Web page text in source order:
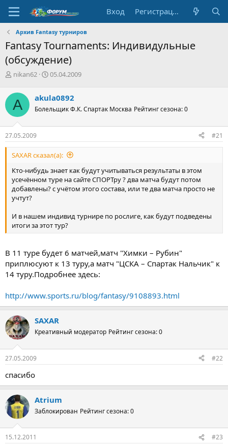
Вход Регистрация
Архив Fantasy турниров
Fantasy Tournaments: Индивидульные
(обсуждение)
А
т
о
р
т
е
м
ы
nikan62
Д
а
н
ч
л
а
05.04.2009
A akula0892
Болельщик Ф.К. Спартак Москва Рейтинг сезона: 0
27.05.2009 #21
SAXAR сказал(а):
Кто-нибудь знает как будут учитываться результаты в этом
усечённом туре на сайте СПОРТру ? два матча будут потом
добавлены? с учётом этого состава, или те два матча просто не
учтут?
И в нашем индивид турнире по рослиге, как будут подведены
итоги за этот тур?
В 11 туре будет 6 матчей,матч "Химки – Рубин"
приплюсуют к 13 туру,а матч "ЦСКА – Спартак Нальчик" к
14 туру.Подробнее здесь:
http://www.sports.ru/blog/fantasy/9108893.html
SAXAR
Креативный модератор Рейтинг сезона: 0
27.05.2009 #22
спасибо
Atrium
Заблокирован Рейтинг сезона: 0
15.12.2011 #23